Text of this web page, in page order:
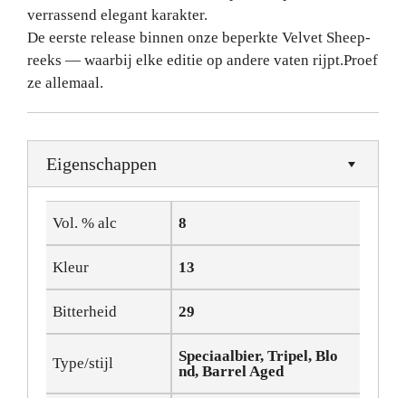
verrassend elegant karakter.
De eerste release binnen onze beperkte Velvet Sheep-
reeks — waarbij elke editie op andere vaten rijpt.Proef
ze allemaal.
Eigenschappen
Vol. % alc 8
Kleur 13
Bitterheid 29
Type/stijl
Speciaalbier, Tripel, Blo
nd, Barrel Aged